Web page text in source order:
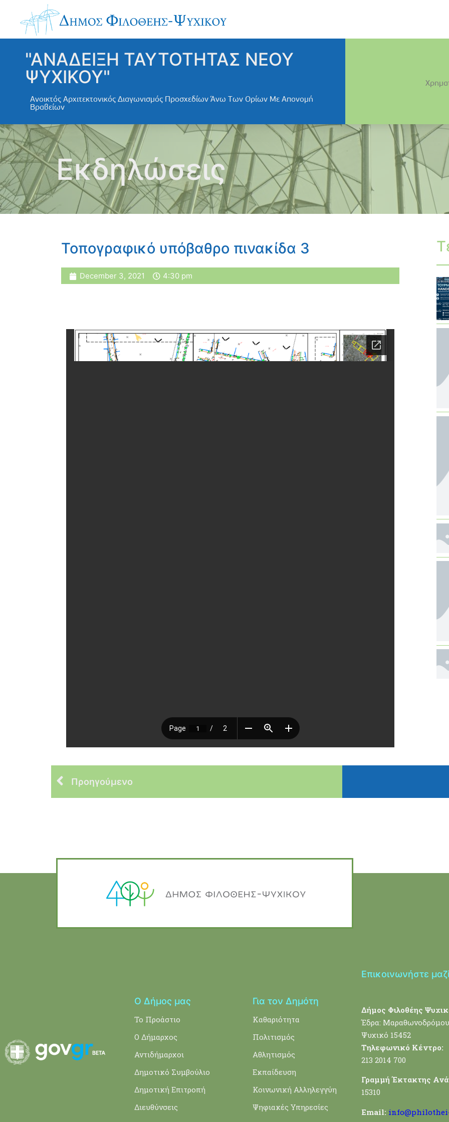
"ΑΝΑΔΕΙΞΗ ΤΑΥΤΟΤΗΤΑΣ ΝΕΟΥ
ΨΥΧΙΚΟΥ"
Ανοικτός Αρχιτεκτονικός Διαγωνισμός Προσχεδίων Άνω Των Ορίων Με Απονομή
Βραβείων
Εκδηλώσεις
Τοπογραφικό υπόβαθρο πινακίδα 3
December 3, 2021 4:30 pm
Προηγούμενο
Ο Δήμος μας
Το Προάστιο
Ο Δήμαρχος
Αντιδήμαρχοι
Δημοτικό Συμβούλιο
Δημοτική Επιτροπή
Διευθύνσεις
Για τον Δημότη
Καθαριότητα
Πολιτισμός
Αθλητισμός
Εκπαίδευση
Κοινωνική Αλληλεγγύη
Ψηφιακές Υπηρεσίες
Επικοινωνήστε
Δήμος Φιλοθέης
Έδρα:
Ψυχικό 15452
Τηλεφωνικό Κέντρο:
213 2014 700
Γραμμή Έκτακτης
15310
Email: